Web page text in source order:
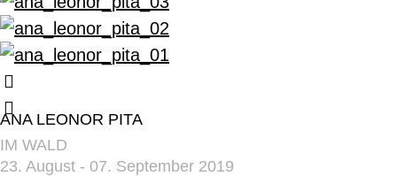
ANA LEONOR PITA
IM WALD
23. August - 07. September 2019